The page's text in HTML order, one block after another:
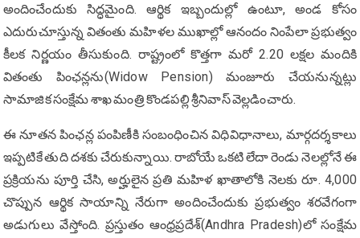
అందించేందుకు సిద్ధమైంది. ఆర్థిక ఇబ్బందుల్లో ఉంటూ, అండ కోసం
ఎదురుచూస్తున్న వితంతు మహిళల ముఖాల్లో ఆనందం నింపేలా ప్రభుత్వం
కీలక నిర్ణయం తీసుకుంది. రాష్ట్రంలో కొత్తగా మరో 2.20 లక్షల మందికి
వితంతు పింఛన్లను(Widow Pension) మంజూరు చేయనున్నట్లు
సామాజిక సంక్షేమ శాఖ మంత్రి కొండపల్లి శ్రీనివాస్ వెల్లడించారు.
ఈ నూతన పింఛన్ల పంపిణీకి సంబంధించిన విధివిధానాలు, మార్గదర్శకాలు
ఇప్పటికే తుది దశకు చేరుకున్నాయి. రాబోయే ఒకటి లేదా రెండు నెలల్లోనే ఈ
ప్రక్రియను పూర్తి చేసి, అర్హులైన ప్రతి మహిళ ఖాతాలోకి నెలకు రూ. 4,000
చొప్పున ఆర్థిక సాయాన్ని నేరుగా అందించేందుకు ప్రభుత్వం శరవేగంగా
అడుగులు వేస్తోంది. ప్రస్తుతం ఆంధ్రప్రదేశ్‌(Andhra Pradesh)లో సంక్షేమ